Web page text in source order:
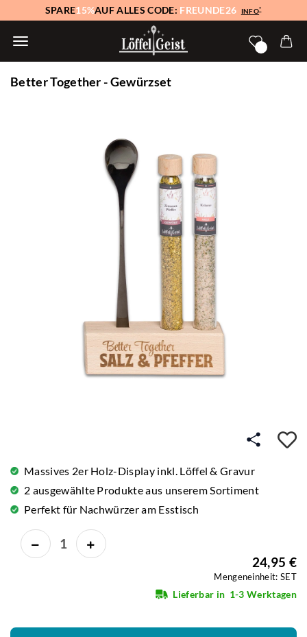
SPARE15%AUF ALLES CODE: FREUNDE26 INFO*
Better Together - Gewürzset
Massives 2er Holz-Display inkl. Löffel & Gravur
2 ausgewählte Produkte aus unserem Sortiment
Perfekt für Nachwürzer am Esstisch
24,95 €
Mengeneinheit: SET
Lieferbar in 1-3 Werktagen